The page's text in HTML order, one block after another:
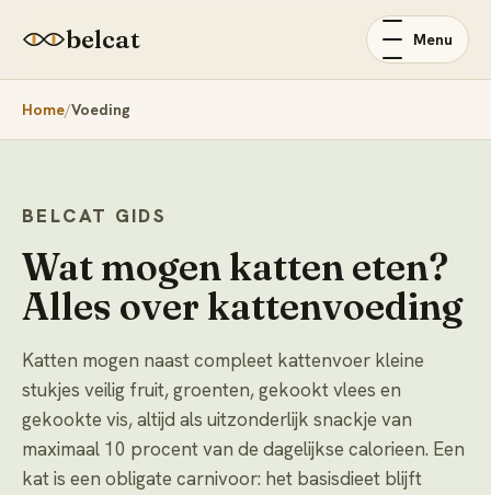
belcat Menu
Home Voeding
BELCAT GIDS
Wat mogen katten eten?
Alles over kattenvoeding
Katten mogen naast compleet kattenvoer kleine
stukjes veilig fruit, groenten, gekookt vlees en
gekookte vis, altijd als uitzonderlijk snackje van
maximaal 10 procent van de dagelijkse calorieen. Een
kat is een obligate carnivoor: het basisdieet blijft